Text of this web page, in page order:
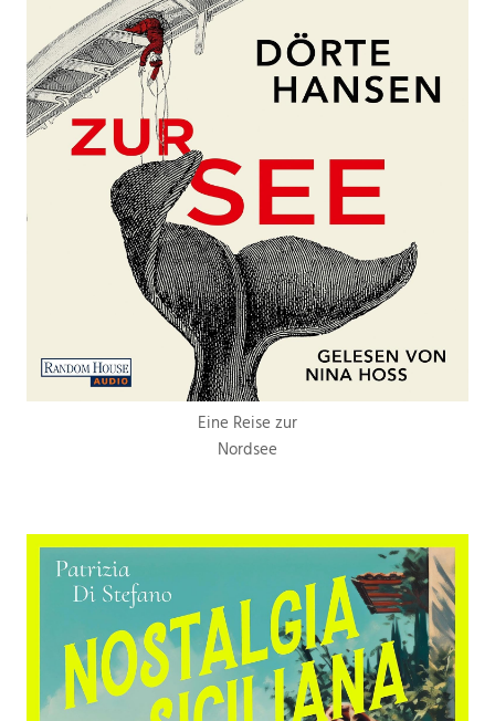
Eine Reise zur
Nordsee